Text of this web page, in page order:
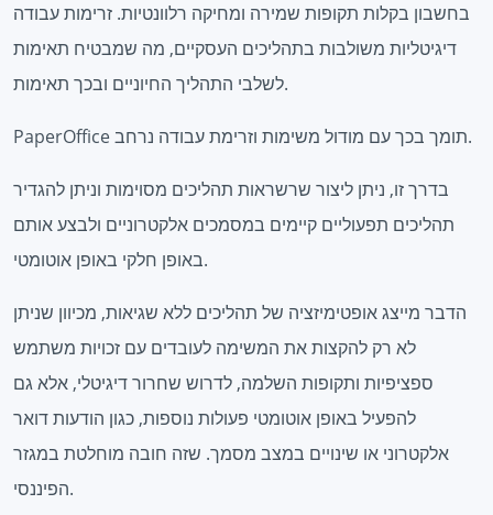
בחשבון בקלות תקופות שמירה ומחיקה רלוונטיות. זרימות עבודה
דיגיטליות משולבות בתהליכים העסקיים, מה שמבטיח תאימות
לשלבי התהליך החיוניים ובכך תאימות.
PaperOffice תומך בכך עם מודול משימות וזרימת עבודה נרחב.
בדרך זו, ניתן ליצור שרשראות תהליכים מסוימות וניתן להגדיר
תהליכים תפעוליים קיימים במסמכים אלקטרוניים ולבצע אותם
באופן חלקי באופן אוטומטי.
הדבר מייצג אופטימיזציה של תהליכים ללא שגיאות, מכיוון שניתן
לא רק להקצות את המשימה לעובדים עם זכויות משתמש
ספציפיות ותקופות השלמה, לדרוש שחרור דיגיטלי, אלא גם
להפעיל באופן אוטומטי פעולות נוספות, כגון הודעות דואר
אלקטרוני או שינויים במצב מסמך. שזה חובה מוחלטת במגזר
הפיננסי.